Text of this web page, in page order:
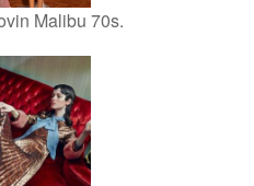
Malibu 70s.